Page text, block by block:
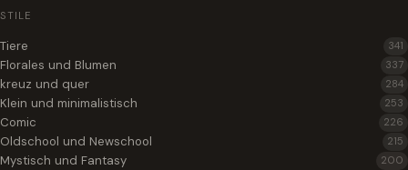
STILE
Tiere 341
Florales und Blumen 337
kreuz und quer 284
Klein und minimalistisch 253
Comic 226
Oldschool und Newschool 215
Mystisch und Fantasy 200